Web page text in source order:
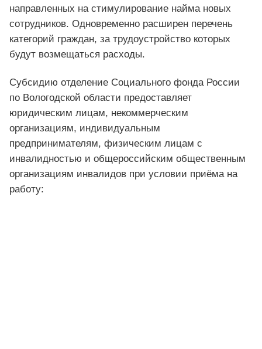
направленных на стимулирование найма новых
сотрудников. Одновременно расширен перечень
категорий граждан, за трудоустройство которых
будут возмещаться расходы.
Субсидию отделение Социального фонда России
по Вологодской области предоставляет
юридическим лицам, некоммерческим
организациям, индивидуальным
предпринимателям, физическим лицам с
инвалидностью и общероссийским общественным
организациям инвалидов при условии приёма на
работу: